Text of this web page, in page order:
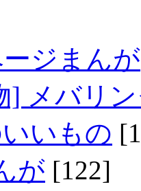
ジまんが
] メバリ
いもの
が [122]